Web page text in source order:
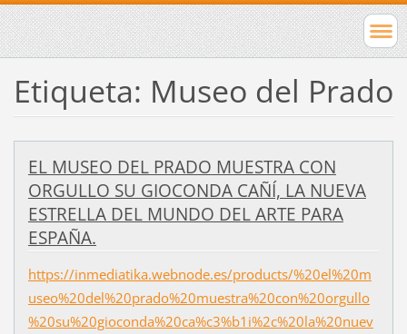
Etiqueta: Museo del Prado
EL MUSEO DEL PRADO MUESTRA CON
ORGULLO SU GIOCONDA CAÑÍ, LA NUEVA
ESTRELLA DEL MUNDO DEL ARTE PARA
ESPAÑA.
https://inmediatika.webnode.es/products/%20el%20m
useo%20del%20prado%20muestra%20con%20orgullo
%20su%20gioconda%20ca%c3%b1i%2c%20la%20nuev